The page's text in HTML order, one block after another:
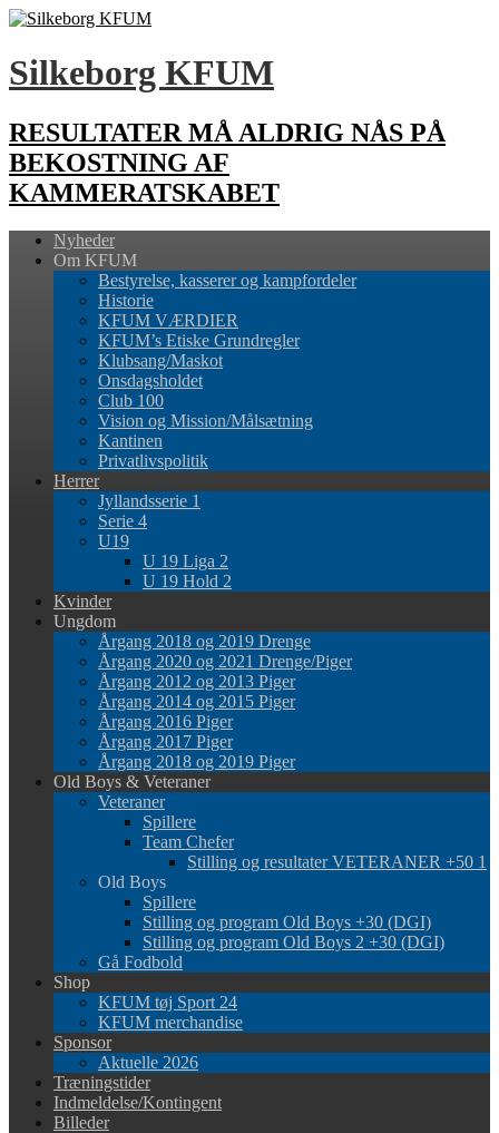
Silkeborg KFUM
RESULTATER MÅ ALDRIG NÅS PÅ
BEKOSTNING AF
KAMMERATSKABET
Nyheder
Om KFUM
Bestyrelse, kasserer og kampfordeler
Historie
KFUM VÆRDIER
KFUM’s Etiske Grundregler
Klubsang/Maskot
Onsdagsholdet
Club 100
Vision og Mission/Målsætning
Kantinen
Privatlivspolitik
Herrer
Jyllandsserie 1
Serie 4
U19
U 19 Liga 2
U 19 Hold 2
Kvinder
Ungdom
Årgang 2018 og 2019 Drenge
Årgang 2020 og 2021 Drenge/Piger
Årgang 2012 og 2013 Piger
Årgang 2014 og 2015 Piger
Årgang 2016 Piger
Årgang 2017 Piger
Årgang 2018 og 2019 Piger
Old Boys & Veteraner
Veteraner
Spillere
Team Chefer
Stilling og resultater VETERANER +50 1
Old Boys
Spillere
Stilling og program Old Boys +30 (DGI)
Stilling og program Old Boys 2 +30 (DGI)
Gå Fodbold
Shop
KFUM tøj Sport 24
KFUM merchandise
Sponsor
Aktuelle 2026
Træningstider
Indmeldelse/Kontingent
Billeder